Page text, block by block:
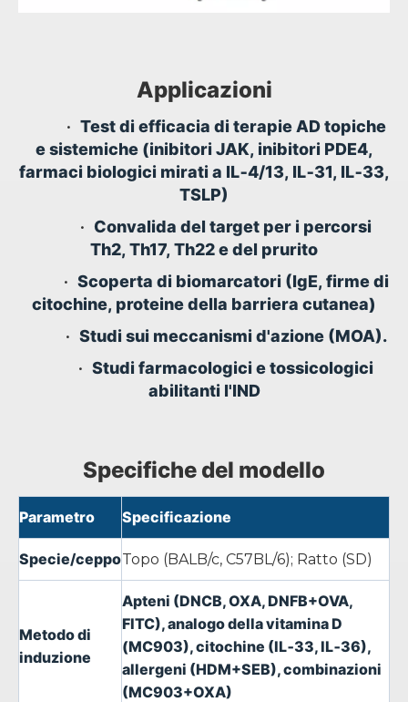
Applicazioni
• Test di efficacia di terapie AD topiche
e sistemiche (inibitori JAK, inibitori PDE4,
farmaci biologici mirati a IL‑4/13, IL‑31, IL‑33,
TSLP)
• Convalida del target per i percorsi
Th2, Th17, Th22 e del prurito
• Scoperta di biomarcatori (IgE, firme di
citochine, proteine ​​della barriera cutanea)
• Studi sui meccanismi d'azione (MOA).
• Studi farmacologici e tossicologici
abilitanti l'IND
Specifiche del modello
Parametro Specificazione
Specie/ceppoTopo (BALB/c, C57BL/6); Ratto (SD)
Metodo di
induzione
Apteni (DNCB, OXA, DNFB+OVA,
FITC), analogo della vitamina D
(MC903), citochine (IL‑33, IL‑36),
allergeni (HDM+SEB), combinazioni
(MC903+OXA)